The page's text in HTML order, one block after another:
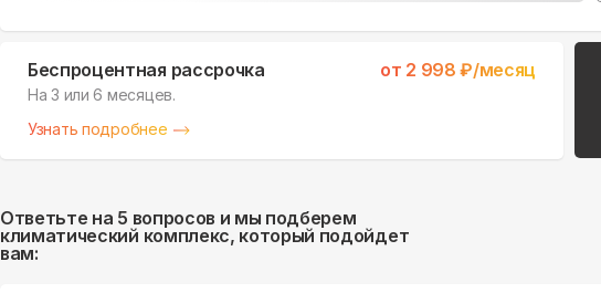
Беспроцентная рассрочка от 2 998 ₽/месяц
На 3 или 6 месяцев.
Узнать подробнее
Ответьте на 5 вопросов и мы подберем
климатический комплекс, который подойдет
вам: